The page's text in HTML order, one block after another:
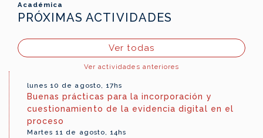
Académica
PRÓXIMAS ACTIVIDADES
Ver todas
Ver actividades anteriores
lunes 10 de agosto, 17hs
Buenas prácticas para la incorporación y
cuestionamiento de la evidencia digital en el
proceso
Martes 11 de agosto, 14hs